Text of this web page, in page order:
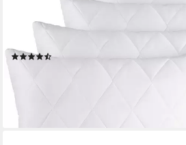
optimaler Schlaf, Füllung: 100%
Seitenschläfer, Rückenschläfer,
für Füllung - waschbar -
(461)
(11,55 €/ 1 Stk)
-48%
lieferbar - in 3-4 Werktagen bei dir